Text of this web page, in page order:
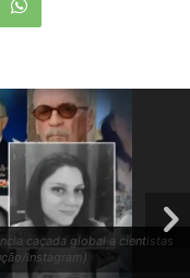
caçada global a cientistas
Instagram)